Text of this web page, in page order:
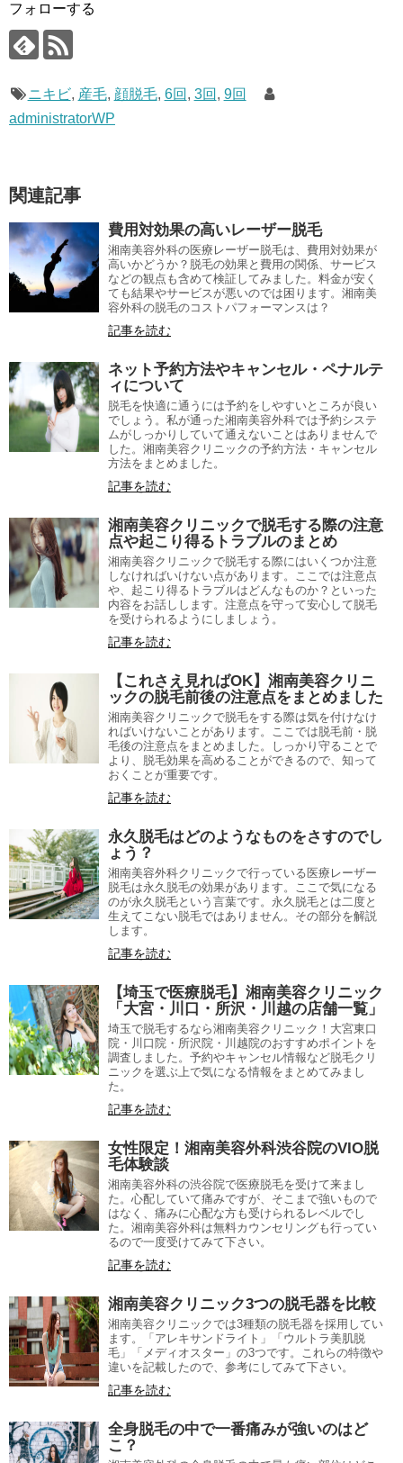
フォローする
ニキビ, 産毛, 顔脱毛, 6回 , 3回 , 9回
administratorWP
関連記事
費用対効果の高いレーザー脱毛
湘南美容外科の医療レーザー脱毛は、費用対効果が
高いかどうか？脱毛の効果と費用の関係、サービス
などの観点も含めて検証してみました。料金が安く
ても結果やサービスが悪いのでは困ります。湘南美
容外科の脱毛のコストパフォーマンスは？
記事を読む
ネット予約方法やキャンセル・ペナルテ
ィについて
脱毛を快適に通うには予約をしやすいところが良い
でしょう。私が通った湘南美容外科では予約システ
ムがしっかりしていて通えないことはありませんで
した。湘南美容クリニックの予約方法・キャンセル
方法をまとめました。
記事を読む
湘南美容クリニックで脱毛する際の注意
点や起こり得るトラブルのまとめ
湘南美容クリニックで脱毛する際にはいくつか注意
しなければいけない点があります。ここでは注意点
や、起こり得るトラブルはどんなものか？といった
内容をお話しします。注意点を守って安心して脱毛
を受けられるようにしましょう。
記事を読む
【これさえ見ればOK】湘南美容クリニ
ックの脱毛前後の注意点をまとめました
湘南美容クリニックで脱毛をする際は気を付けなけ
ればいけないことがあります。ここでは脱毛前・脱
毛後の注意点をまとめました。しっかり守ることで
より、脱毛効果を高めることができるので、知って
おくことが重要です。
記事を読む
永久脱毛はどのようなものをさすのでし
ょう？
湘南美容外科クリニックで行っている医療レーザー
脱毛は永久脱毛の効果があります。ここで気になる
のが永久脱毛という言葉です。永久脱毛とは二度と
生えてこない脱毛ではありません。その部分を解説
します。
記事を読む
【埼玉で医療脱毛】湘南美容クリニック
「大宮・川口・所沢・川越の店舗一覧」
埼玉で脱毛するなら湘南美容クリニック！大宮東口
院・川口院・所沢院・川越院のおすすめポイントを
調査しました。予約やキャンセル情報など脱毛クリ
ニックを選ぶ上で気になる情報をまとめてみまし
た。
記事を読む
女性限定！湘南美容外科渋谷院のVIO脱
毛体験談
湘南美容外科の渋谷院で医療脱毛を受けて来まし
た。心配していて痛みですが、そこまで強いもので
はなく、痛みに心配な方も受けられるレベルでし
た。湘南美容外科は無料カウンセリングも行ってい
るので一度受けてみて下さい。
記事を読む
湘南美容クリニック3つの脱毛器を比較
湘南美容クリニックでは3種類の脱毛器を採用してい
ます。「アレキサンドライト」「ウルトラ美肌脱
毛」「メディオスター」の3つです。これらの特徴や
違いを記載したので、参考にしてみて下さい。
記事を読む
全身脱毛の中で一番痛みが強いのはど
こ？